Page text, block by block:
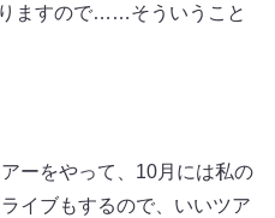
ますので……そういうこと
ーをやって、10月には私の
イブもするので、いいツア